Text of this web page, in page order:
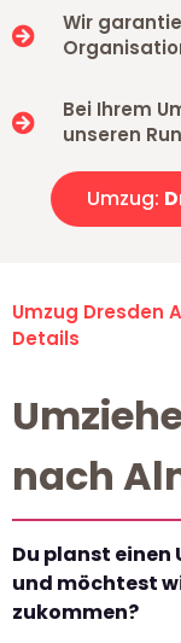
Wir
Bei Ihrem
unseren
Umzug:
Umzug Dresden
Details
nach
Du planst einen
und möchtest
zukommen?